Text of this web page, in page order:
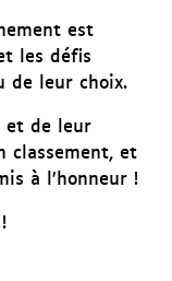
est
les défis
de leur choix.
et de leur
classement, et
à l’honneur !